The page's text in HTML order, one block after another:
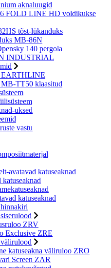
aknaluugid
FOLD LINE HD voldikukse
tõst-lükanduks
MB-86N
140 pergola
INDUSTRIAL
TT50 klaasitud
uksed
vastu
avatavad katuseaknad
katuseaknad
katuseaknad
ZRV
Exclusive ZRE
katuseakna väliruloo ZRO
Screen ZAR